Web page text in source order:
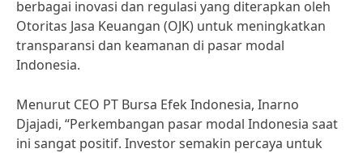
berbagai inovasi dan regulasi yang diterapkan oleh
Otoritas Jasa Keuangan (OJK) untuk meningkatkan
transparansi dan keamanan di pasar modal
Indonesia.
Menurut CEO PT Bursa Efek Indonesia, Inarno
Djajadi, “Perkembangan pasar modal Indonesia saat
ini sangat positif. Investor semakin percaya untuk